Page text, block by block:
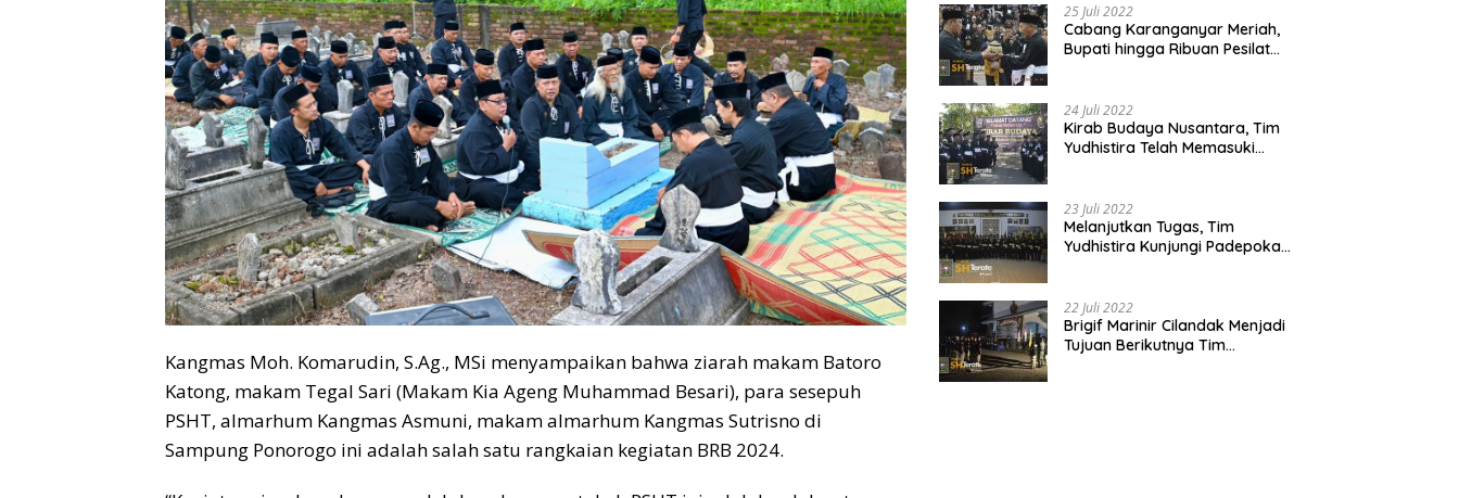
Kangmas Moh. Komarudin, S.Ag., MSi menyampaikan bahwa ziarah makam Batoro
Katong, makam Tegal Sari (Makam Kia Ageng Muhammad Besari), para sesepuh
PSHT, almarhum Kangmas Asmuni, makam almarhum Kangmas Sutrisno di
Sampung Ponorogo ini adalah salah satu rangkaian kegiatan BRB 2024.
25 Juli 2022
Cabang Karanganyar Meriah,
Bupati hingga Ribuan Pesilat
24 Juli 2022
Kirab Budaya Nusantara, Tim
Yudhistira Telah Memasuki
23 Juli 2022
Melanjutkan Tugas, Tim
Yudhistira Kunjungi Padepokan
22 Juli 2022
Brigif Marinir Cilandak Menjadi
Tujuan Berikutnya Tim